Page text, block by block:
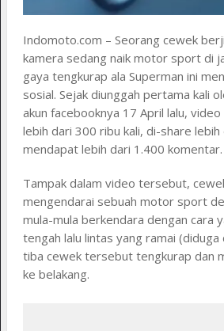
Indomoto.com – Seorang cewek
kamera sedang naik motor sport di
gaya tengkurap ala Superman ini
sosial. Sejak diunggah pertama kali
akun facebooknya 17 April lalu,
lebih dari 300 ribu kali, di-share lebih
mendapat lebih dari 1.400 komentar.
Tampak dalam video tersebut,
mengendarai sebuah motor sport
mula-mula berkendara dengan cara
tengah lalu lintas yang ramai (diduga
tiba cewek tersebut tengkurap dan
ke belakang.